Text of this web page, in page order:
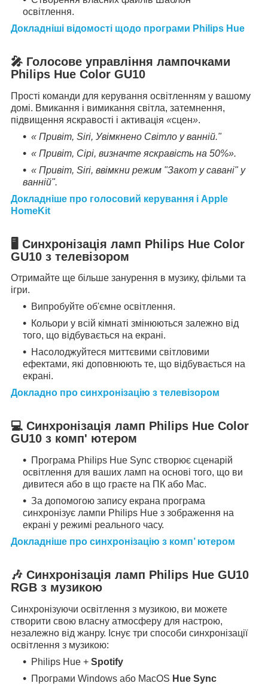
освітлення.
Докладніші відомості щодо програми Philips Hue
🎤 Голосове управління лампочками
Philips Hue Color GU10
Прості команди для керування освітленням у вашому
домі. Вмикання і вимикання світла, затемнення,
підвищення яскравості і активація «сцен».
« Привіт, Siri, Увімкнено Світло у ванній."
« Привіт, Сірі, визначте яскравість на 50%».
« Привіт, Siri, ввімкни режим "Закот у савані" у
ванній".
Докладніше про голосовий керування і Apple
HomeKit
🖥 Синхронізація ламп Philips Hue Color
GU10 з телевізором
Отримайте ще більше занурення в музику, фільми та
ігри.
Випробуйте об'ємне освітлення.
Кольори у всій кімнаті змінюються залежно від
того, що відбувається на екрані.
Насолоджуйтеся миттєвими світловими
ефектами, які доповнюють те, що відбувається на
екрані.
Докладно про синхронізацію з телевізором
💻 Синхронізація ламп Philips Hue Color
GU10 з комп' ютером
Програма Philips Hue Sync створює сценарій
освітлення для ваших ламп на основі того, що ви
дивитеся або в що граєте на ПК або Mac.
За допомогою запису екрана програма
синхронізує лампи Philips Hue з зображення на
екрані у режимі реального часу.
Докладніше про синхронізацію з комп’ ютером
🎶 Синхронізація ламп Philips Hue GU10
RGB з музикою
Синхронізуючи освітлення з музикою, ви можете
створити свою власну атмосферу для настрою,
незалежно від жанру. Існує три способи синхронізації
освітлення з музикою:
Philips Hue + Spotify
Програми Windows або MacOS Hue Sync